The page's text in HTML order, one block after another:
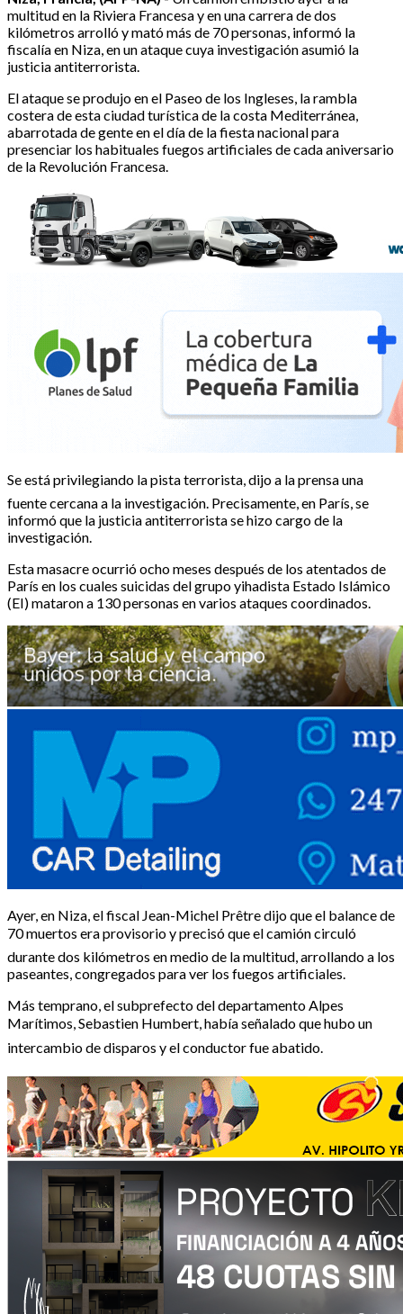
multitud en la Riviera Francesa y en una carrera de dos
kilómetros arrolló y mató más de 70 personas, informó la
fiscalía en Niza, en un ataque cuya investigación asumió la
justicia antiterrorista.
El ataque se produjo en el Paseo de los Ingleses, la rambla
costera de esta ciudad turística de la costa Mediterránea,
abarrotada de gente en el día de la fiesta nacional para
presenciar los habituales fuegos artificiales de cada aniversario
de la Revolución Francesa.
Se está privilegiando la pista terrorista, dijo a la prensa una
fuente cercana a la investigación. Precisamente, en París, se
informó que la justicia antiterrorista se hizo cargo de la
investigación.
Esta masacre ocurrió ocho meses después de los atentados de
París en los cuales suicidas del grupo yihadista Estado Islámico
(EI) mataron a 130 personas en varios ataques coordinados.
Ayer, en Niza, el fiscal Jean-Michel Prêtre dijo que el balance de
70 muertos era provisorio y precisó que el camión circuló
durante dos kilómetros en medio de la multitud, arrollando a los
paseantes, congregados para ver los fuegos artificiales.
Más temprano, el subprefecto del departamento Alpes
Marítimos, Sebastien Humbert, había señalado que hubo un
intercambio de disparos y el conductor fue abatido.